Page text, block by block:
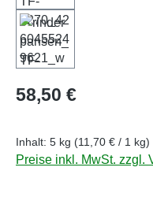
Regulärer Preis:
58,50 €
Inhalt: 5 kg (11,70 € / 1 kg)
Preise inkl. MwSt. zzgl.